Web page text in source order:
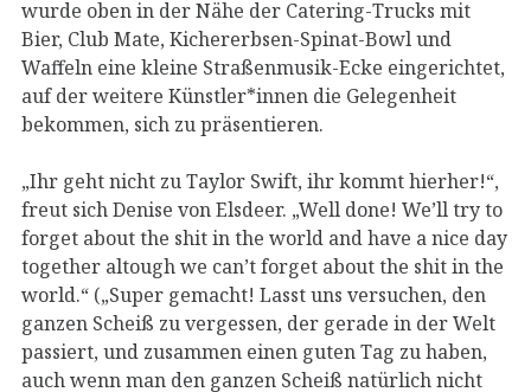
wurde oben in der Nähe der Catering-Trucks mit
Bier, Club Mate, Kichererbsen-Spinat-Bowl und
Waffeln eine kleine Straßenmusik-Ecke eingerichtet,
auf der weitere Künstler*innen die Gelegenheit
bekommen, sich zu präsentieren.
„Ihr geht nicht zu Taylor Swift, ihr kommt hierher!“,
freut sich Denise von Elsdeer. „Well done! We’ll try to
forget about the shit in the world and have a nice day
together altough we can’t forget about the shit in the
world.“ („Super gemacht! Lasst uns versuchen, den
ganzen Scheiß zu vergessen, der gerade in der Welt
passiert, und zusammen einen guten Tag zu haben,
auch wenn man den ganzen Scheiß natürlich nicht